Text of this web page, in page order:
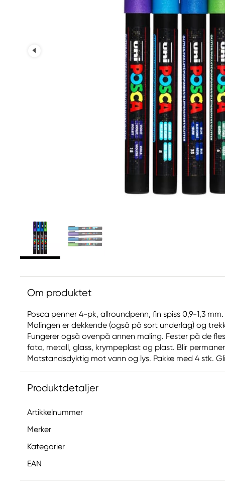
Om produktet
Posca penner 4-pk, allroundpenn, fin spiss 0,9-1,3
Malingen er dekkende (også på sort underlag) og
Fungerer også ovenpå annen maling. Fester på de
foto, metall, glass, krympeplast og plast. Blir
Motstandsdyktig mot vann og lys. Pakke med 4 stk.
Produktdetaljer
Artikkelnummer
Merker
Kategorier
EAN